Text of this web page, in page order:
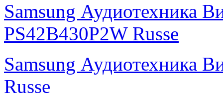
Samsung Аудиотехника
PS42B430P2W Russe
Samsung Аудиотехника
Russe